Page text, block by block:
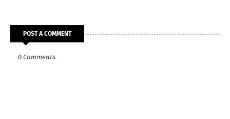
POST A COMMENT
0 Comments